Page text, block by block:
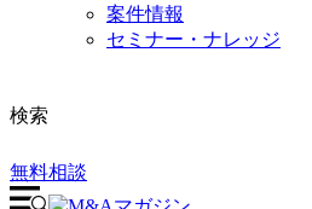
案件情報
セミナー・ナレッジ
検索
無料相談